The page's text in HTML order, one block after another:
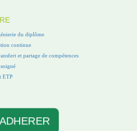
du diplôme
continue
et partage de compétences
ETP
ADHERER